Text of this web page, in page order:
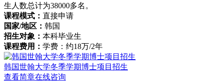
生人数总计为38000多名。
课程模式： 直接申请
国家/地区： 韩国
招生对象： 本科毕业生
课程费用： 学费：约18万/2年
韩国世翰大学冬季学期博士项目招生
查看简章在线咨询